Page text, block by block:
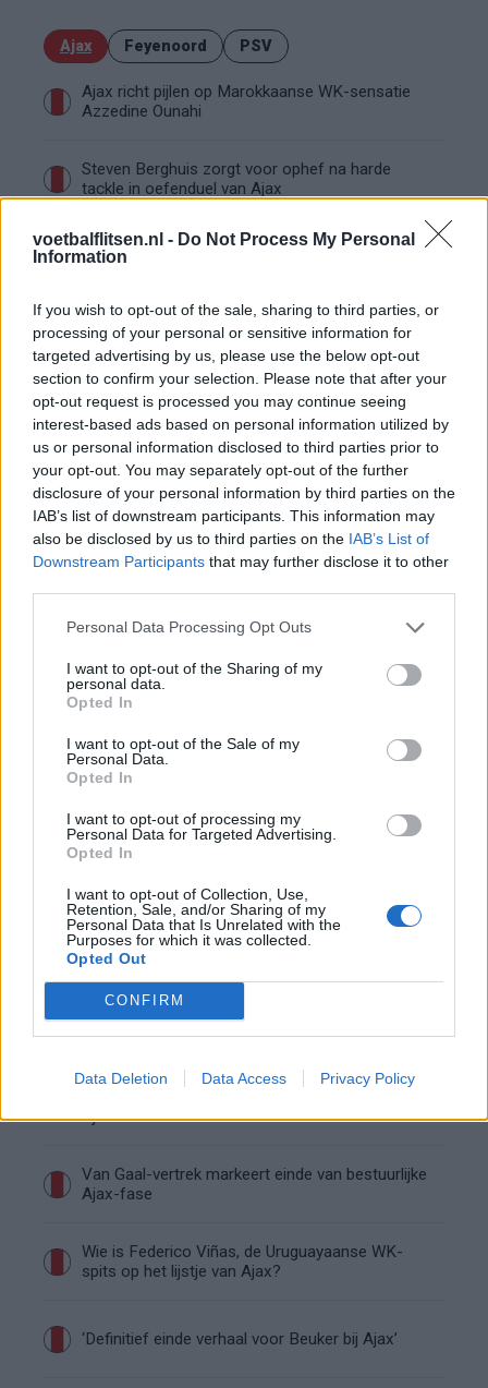
voetbalflitsen.nl - Do Not Process My Personal
Information
If you wish to opt-out of the sale, sharing to third parties, or
processing of your personal or sensitive information for
targeted advertising by us, please use the below opt-out
section to confirm your selection. Please note that after your
opt-out request is processed you may continue seeing
interest-based ads based on personal information utilized by
us or personal information disclosed to third parties prior to
your opt-out. You may separately opt-out of the further
disclosure of your personal information by third parties on the
IAB’s list of downstream participants. This information may
also be disclosed by us to third parties on the IAB’s List of
Downstream Participants that may further disclose it to other
Personal Data Processing Opt Outs
I want to opt-out of the Sharing of my
personal data.
Opted In
I want to opt-out of the Sale of my
Personal Data.
Opted In
I want to opt-out of processing my
Personal Data for Targeted Advertising.
Opted In
I want to opt-out of Collection, Use,
Retention, Sale, and/or Sharing of my
Personal Data that Is Unrelated with the
Purposes for which it was collected.
Opted Out
CONFIRM
Data Deletion Data Access Privacy Policy
Ajax Feyenoord PSV
Ajax richt pijlen op Marokkaanse WK-sensatie
Azzedine Ounahi
Steven Berghuis zorgt voor ophef na harde
tackle in oefenduel van Ajax
Dit houdt de transfer van Marc-André ter Stegen
naar Ajax nog tegen
De terugkeer van Daley Blind past in een groter
plan van Ajax
Kritiek op Engels van Míchel genuanceerd: ‘Ajax-
spelers snappen dat echt wel’
De eerste Míchel-dagen bij Ajax: Blind coacht,
Gloukh krijgt standje en Ceballos wordt gebeld
Steur kiest voor Newcastle na gemiste
duidelijkheid bij Ajax
Blind kan bij Ajax de speler naast Míchel worden
“Twente was toen niet haalbaar”: Weghorst blikt
De transferprioriteiten van Ajax worden steeds
Ajax begint voorbereiding met nederlaag: zo ziet
de route naar PEC eruit
Zo overtuigde PSV Sven Mijnans en bleef Ajax
met lege handen achter
Waarom steeds meer sleutelfiguren Ajax
verlaten
Ajax-aanvoerder’
Van Gaal-vertrek markeert einde van bestuurlijke
Ajax-fase
Wie is Federico Viñas, de Uruguayaanse WK-
spits op het lijstje van Ajax?
‘Definitief einde verhaal voor Beuker bij Ajax’